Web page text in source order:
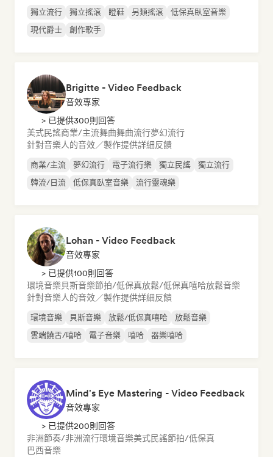
獨立流行 獨立搖滾 瞪鞋 另類搖滾
低保真臥室音樂
現代爵士
創作歌手
Brigitte - Video Feedback
音效專家
> 已提供300則回答
美式民謠商業/主流舞曲舞曲流行夢幻流行
針對音樂人的音效／製作提供詳細反饋
商業/主流 夢幻流行 電子流行樂 獨立民謠
獨立流行
韓流/日流
低保真臥室音樂 流行靈魂樂
Lohan - Video Feedback
音效專家
> 已提供100則回答
環境音樂貝斯音樂節拍/低保真放鬆/低保真嘻哈放鬆音樂
針對音樂人的音效／製作提供詳細反饋
環境音樂 貝斯音樂 放鬆/低保真嘻哈
放鬆音樂
雲端饒舌/嘻哈
電子音樂 嘻哈 器樂嘻哈
Mind's Eye Mastering - Video Feedback
音效專家
> 已提供200則回答
非洲節奏/非洲流行環境音樂美式民謠節拍/低保真
巴西音樂